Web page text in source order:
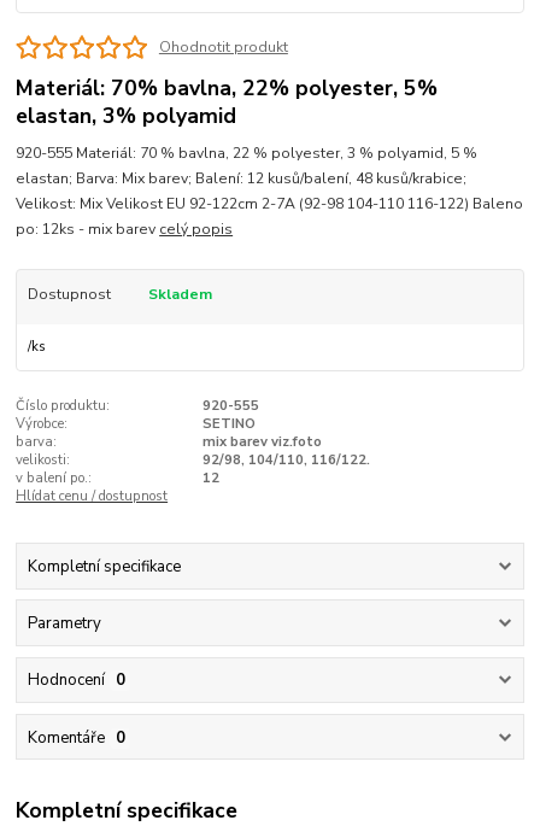
Ohodnotit produkt
Materiál: 70% bavlna, 22% polyester, 5%
elastan, 3% polyamid
920-555 Materiál: 70 % bavlna, 22 % polyester, 3 % polyamid, 5 %
elastan; Barva: Mix barev; Balení: 12 kusů/balení, 48 kusů/krabice;
Velikost: Mix Velikost EU 92-122cm 2-7A (92-98 104-110 116-122) Baleno
po: 12ks - mix barev celý popis
Dostupnost Skladem
/ks
Číslo produktu:
920-555
Výrobce:
SETINO
barva:
mix barev viz.foto
velikosti:
92/98, 104/110, 116/122.
v balení po.:
12
Hlídat cenu / dostupnost
Kompletní specifikace
Parametry
Hodnocení 0
Komentáře 0
Kompletní specifikace